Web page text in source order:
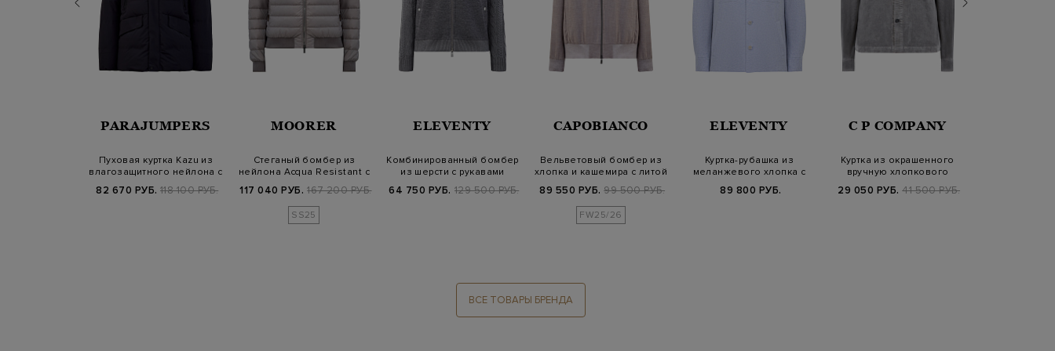
PARAJUMPERS
Пуховая куртка Kazu из
влагозащитного нейлона с
82 670 РУБ. 118 100 РУБ.
MOORER
Стеганый бомбер из
нейлона Acqua Resistant с
117 040 РУБ. 167 200 РУБ.
SS25
ELEVENTY
Комбинированный бомбер
из шерсти с рукавами
64 750 РУБ. 129 500 РУБ.
CAPOBIANCO
Вельветовый бомбер из
хлопка и кашемира с литой
89 550 РУБ. 99 500 РУБ.
FW25/26
ELEVENTY
Куртка-рубашка из
меланжевого хлопка с
89 800 РУБ.
C P COMPANY
Куртка из окрашенного
вручную хлопкового
29 050 РУБ. 41 500 РУБ.
ВСЕ ТОВАРЫ БРЕНДА